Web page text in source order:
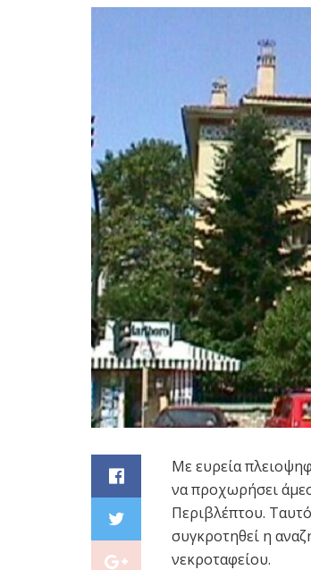
Με ευρεία
να προχωρήσει
Περιβλέπτου.
συγκροτηθεί η
νεκροταφείου.